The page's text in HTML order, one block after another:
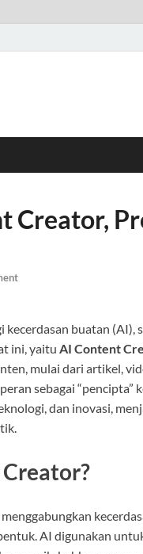
Creator,
buatan (AI),
ini, yaitu AI Content
mulai dari artikel,
sebagai “pencipta”
dan inovasi,
AI digunakan